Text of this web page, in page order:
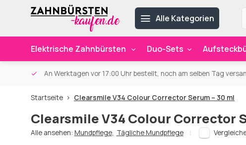
Alle Kategorien
Elektrische Zahnbürsten Duo-Sets
An Werktagen vor 17:00 Uhr bestellt, noch am selben Tag
Startseite Clearsmile V34 Colour Corrector Serum – 30 ml
Clearsmile V34 Colour Corrector
Alle ansehen: Mundpflege, Tägliche Mundpflege